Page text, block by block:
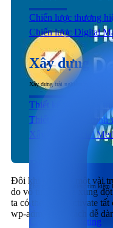
Chiến lược thương
Chiến lược Digital
Xây dựng
Xây dựng trải nghiệm người
Thiết kế nhận diện
Thiết kế & Lập trình
Xây dựng Social
Phát triển
Phát triển thương hiệu, tìm kiếm
SEO
Content Marketing
Đôi khi bạn gặp một vài
do vô tình xảy ra xung
ta có thể tắt, deactivate
wp-admin một cách dễ